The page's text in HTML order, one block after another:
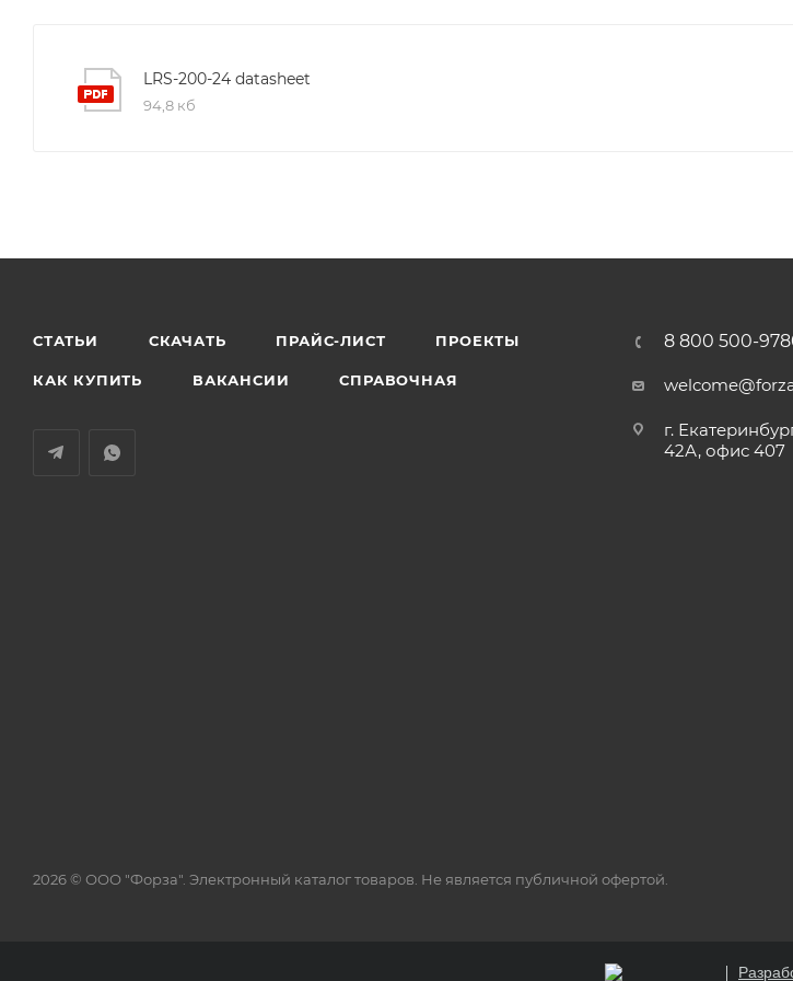
LRS-200-24 datasheet
94,8 кб
СТАТЬИ СКАЧАТЬ ПРАЙС-ЛИСТ ПРОЕКТЫ
КАК КУПИТЬ ВАКАНСИИ СПРАВОЧНАЯ
8 800 500-
г.
42А, офис 407
2026 © ООО "Форза". Электронный каталог товаров. Не является публичной офертой.